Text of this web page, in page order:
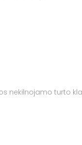
nekilnojamo turto